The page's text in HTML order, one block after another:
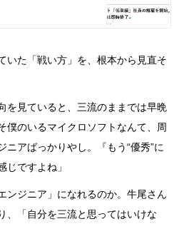
いた「戦い方」を、根本から見直そ
を見ていると、三流のままでは早晩
僕のいるマイクロソフトなんて、周
ニアばっかりやし。『もう“優秀”に
ですよね」
ンジニア」になれるのか。牛尾さん
、「自分を三流と思ってはいけな